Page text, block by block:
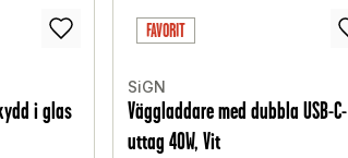
i glas
FAVORIT
SiGN
Väggladdare med dubbla USB-C-
uttag 40W, Vit